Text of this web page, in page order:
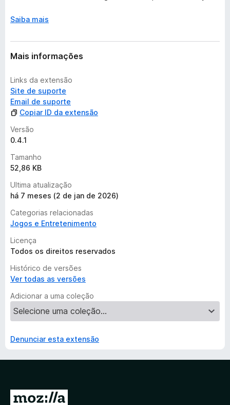
õ
s
Saiba mais
Mais informações
Links da extensão
Site de suporte
Email de suporte
Copiar ID da extensão
Versão
0.4.1
Tamanho
52,86 KB
Ultima atualização
há 7 meses (2 de jan de 2026)
Categorias relacionadas
Jogos e Entretenimento
Licença
Todos os direitos reservados
Histórico de versões
Ver todas as versões
Adicionar a uma coleção
Denunciar esta extensão